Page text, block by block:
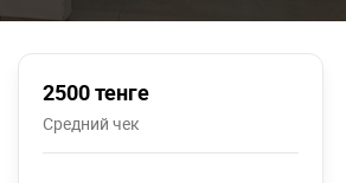
2500 тенге
Средний чек